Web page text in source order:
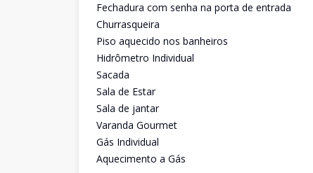
Fechadura com senha na porta de entrada
Churrasqueira
Piso aquecido nos banheiros
Hidrômetro Individual
Sacada
Sala de Estar
Sala de jantar
Varanda Gourmet
Gás Individual
Aquecimento a Gás